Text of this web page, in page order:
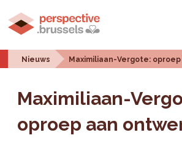
Nieuws Maximiliaan-Vergote:
Maximiliaan-
oproep aan